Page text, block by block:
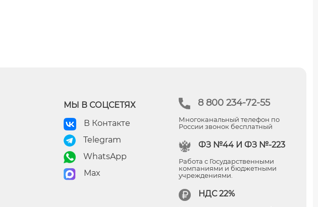
8 800 234-72-55
Многоканальный телефон по
России звонок бесплатный
ФЗ №44 И ФЗ №-223
Работа с Государственными
компаниями и бюджетными
учреждениями.
НДС 22%
МЫ В СОЦСЕТЯХ
В Контакте
Telegram
WhatsApp
Max